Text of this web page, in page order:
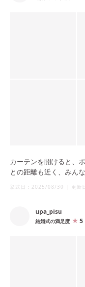
カーテンを開けると、
との距離も近く、みん
挙式日： 2025/08/30 | 更新
upa_pisu
結婚式の満足度 5